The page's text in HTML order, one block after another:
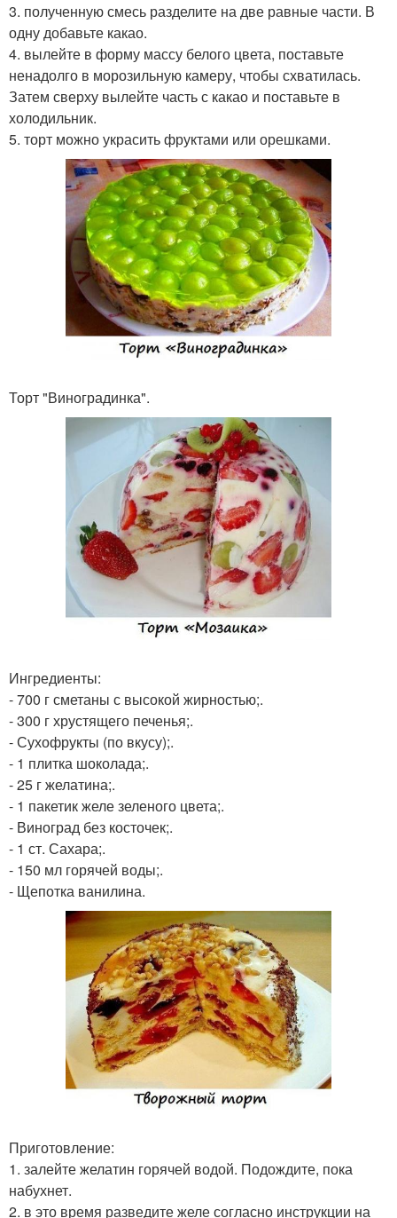
3. полученную смесь разделите на две равные части. В
одну добавьте какао.
4. вылейте в форму массу белого цвета, поставьте
ненадолго в морозильную камеру, чтобы схватилась.
Затем сверху вылейте часть с какао и поставьте в
холодильник.
5. торт можно украсить фруктами или орешками.
Торт "Виноградинка".
Ингредиенты:
- 700 г сметаны с высокой жирностью;.
- 300 г хрустящего печенья;.
- Сухофрукты (по вкусу);.
- 1 плитка шоколада;.
- 25 г желатина;.
- 1 пакетик желе зеленого цвета;.
- Виноград без косточек;.
- 1 ст. Сахара;.
- 150 мл горячей воды;.
- Щепотка ванилина.
Приготовление:
1. залейте желатин горячей водой. Подождите, пока
набухнет.
2. в это время разведите желе согласно инструкции на